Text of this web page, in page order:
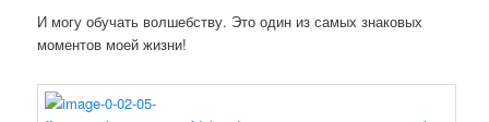
И могу обучать волшебству. Это один из самых знаковых
моментов моей жизни!